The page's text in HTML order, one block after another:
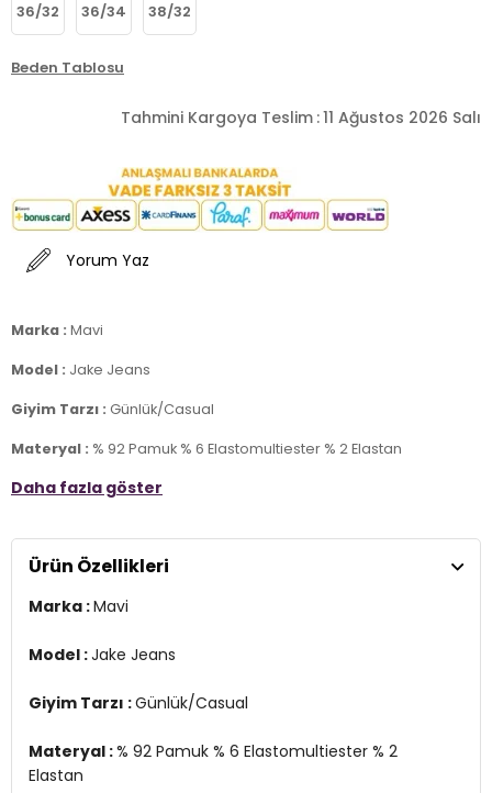
36/32 36/34 38/32
Beden Tablosu
Tahmini Kargoya Teslim :11 Ağustos 2026 Salı
Yorum Yaz
Marka : Mavi
Model : Jake Jeans
Giyim Tarzı : Günlük/Casual
Materyal : % 92 Pamuk % 6 Elastomultiester % 2 Elastan
Kapama Bilgisi :Düğme ve Fermuar
Kalıp Bilgisi :Normal Bel, Skinny, Dar Paça
Manken Ölçüsü :
3DE10042227245.4207
Daha fazla göster
Ürün Özellikleri
Marka :Mavi
Model :Jake Jeans
Giyim Tarzı :Günlük/Casual
Materyal :% 92 Pamuk % 6 Elastomultiester % 2
Elastan